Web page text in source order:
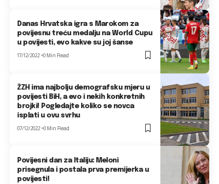
Danas Hrvatska igra s Marokom za
povijesnu treću medalju na World Cupu
u povijesti, evo kakve su joj šanse
17/12/2022 0 Min Read
ŽZH ima najbolju demografsku mjeru u
povijesti BiH, a evo i nekih konkretnih
brojki! Pogledajte koliko se novca
isplati u ovu svrhu
07/12/2022 0 Min Read
Povijesni dan za Italiju: Meloni
prisegnula i postala prva premijerka u
povijesti!